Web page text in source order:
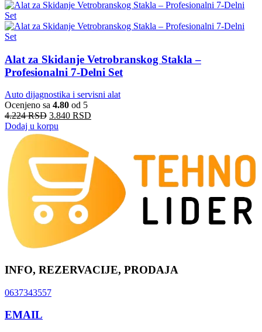
Alat za Skidanje Vetrobranskog Stakla –
Profesionalni 7-Delni Set
Auto dijagnostika i servisni alat
Ocenjeno sa 4.80 od 5
4.224RSD 3.840 RSD
Dodaj u korpu
INFO, REZERVACIJE, PRODAJA
0637343557
EMAIL